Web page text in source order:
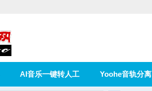
AI音乐一键转人工 Yoohe音轨分离